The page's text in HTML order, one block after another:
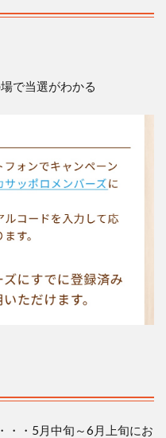
で当選がわかる
・・・ 5 月中旬～6 月上旬にお